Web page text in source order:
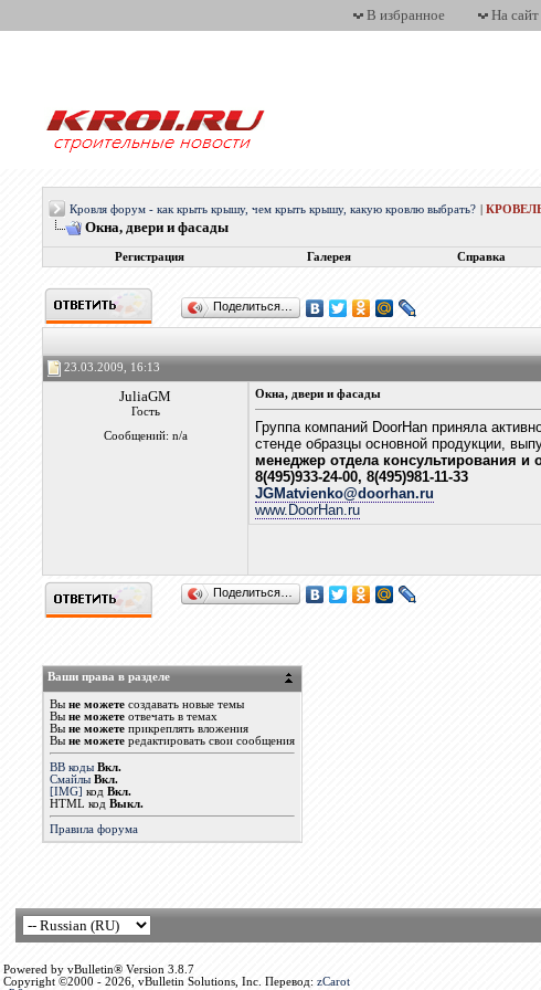
В избранное На сайт
Кровля форум - как крыть крышу, чем крыть крышу, какую кровлю выбрать? |
Окна, двери и фасады
Регистрация Галерея Справка
Поделиться…
23.03.2009, 16:13
JuliaGM
Гость
Сообщений: n/a
Окна, двери и фасады
Группа компаний DoorHan приняла
стенде образцы основной продукции,
менеджер отдела консультирования
8(495)933-24-00, 8(495)981-11-33
JGMatvienko@doorhan.ru
www.DoorHan.ru
Поделиться…
Ваши права в разделе
Выне можете создавать новые темы
Выне можете отвечать в темах
Выне можете прикреплять вложения
Выне можете редактировать свои сообщения
BB коды Вкл.
Смайлы Вкл.
[IMG] кодВкл.
HTML кодВыкл.
Правила форума
Powered by vBulletin® Version 3.8.7
Copyright ©2000 - 2026, vBulletin Solutions, Inc. Перевод: zCarot